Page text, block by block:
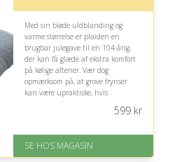
Med sin bløde uldblanding og
varme størrelse er plaiden en
brugbar julegave til en 104-årig,
der kan få glæde af ekstra komfort
på kølige aftener. Vær dog
opmærksom på, at grove frynser
kan være upraktiske, hvis
God Trustpilot rating på 4.1 ud
599kr
SE HOS MAGASIN